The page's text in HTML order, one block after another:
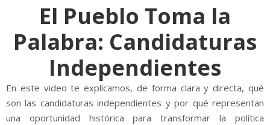
El Pueblo Toma la
Palabra: Candidaturas
Independientes
En este video te explicamos, de forma clara y directa, qué
son las candidaturas independientes y por qué representan
una oportunidad histórica para transformar la política